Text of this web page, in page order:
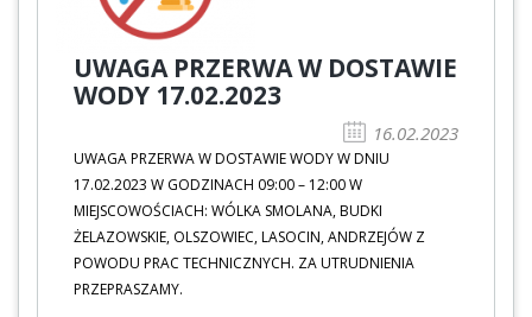
UWAGA PRZERWA W DOSTAWIE
WODY 17.02.2023
16.02.2023
UWAGA PRZERWA W DOSTAWIE WODY W DNIU
17.02.2023 W GODZINACH 09:00 – 12:00 W
MIEJSCOWOŚCIACH: WÓLKA SMOLANA, BUDKI
ŻELAZOWSKIE, OLSZOWIEC, LASOCIN, ANDRZEJÓW Z
POWODU PRAC TECHNICZNYCH. ZA UTRUDNIENIA
PRZEPRASZAMY.